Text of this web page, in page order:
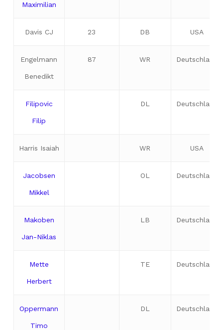
Maximilian
Davis CJ 23 DB USA
Engelmann
Benedikt
87 WR Deutschland
Filipovic
Filip
DL Deutschland
Harris Isaiah WR USA
Jacobsen
Mikkel
OL Deutschland
Makoben
Jan-Niklas
LB Deutschland
Mette
Herbert
TE Deutschland
Oppermann
Timo
DL Deutschland